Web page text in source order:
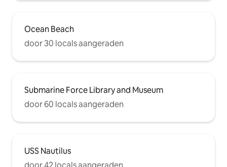
Ocean Beach
door 30 locals aangeraden
Submarine Force Library and Museum
door 60 locals aangeraden
USS Nautilus